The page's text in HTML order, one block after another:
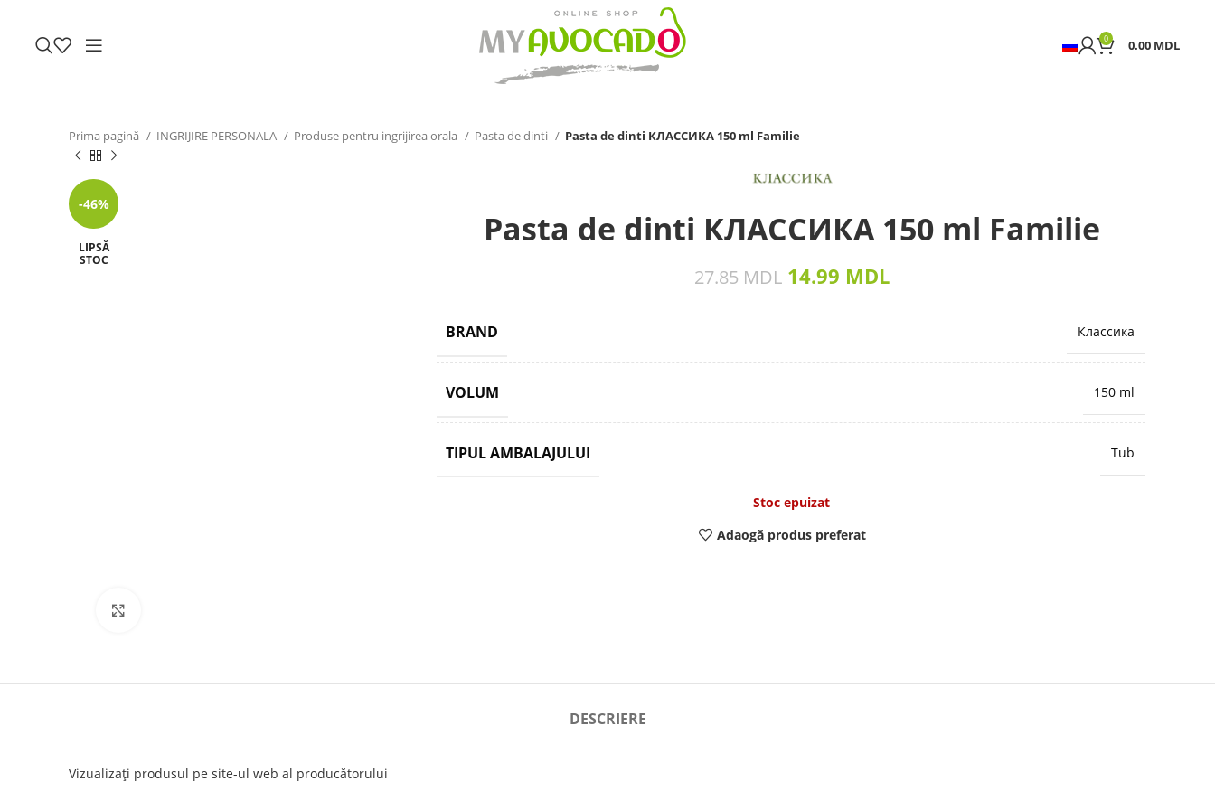
0 0.00 MDL
Prima pagină INGRIJIRE PERSONALA Produse pentru ingrijirea orala Pasta de dinti Pasta de dinti КЛАССИКА 150 ml Familie
-46%
LIPSĂ
STOC
Pasta de dinti КЛАССИКА 150 ml Familie
27.85MDL 14.99 MDL
BRAND Классика
VOLUM 150 ml
TIPUL AMBALAJULUI Tub
Stoc epuizat
Adaogă produs preferat
DESCRIERE
Vizualizați produsul pe site-ul web al producătorului